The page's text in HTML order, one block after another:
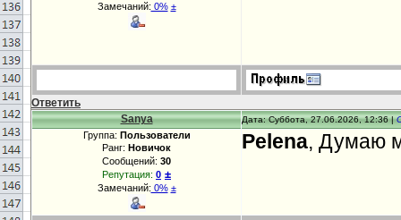
Замечаний: 0% ±
Ответить
Sanya
Дата: Суббота, 27.06.2026, 12:36 |
Группа: Пользователи
Ранг: Новичок
Сообщений: 30
Репутация: 0 ±
Замечаний: 0% ±
Pelena, Думаю